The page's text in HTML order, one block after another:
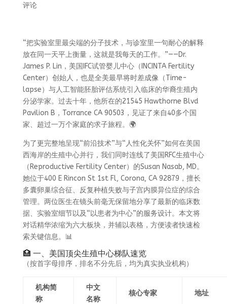
评论
“把实验室里最尖端的分子技术，与诊室里一句耐心的解释
放在同一天平上衡量，这就是我每天的工作。”——Dr.
James P. Lin，美国IFC试管婴儿中心（INCINTA Fertility
Center）创始人，也是全美最早将时差成像（Time-
lapse）与人工智能胚胎评估系统引入临床的华裔生殖内
分泌学家。过去十年，他所在的21545 Hawthorne Blvd
Pavilion B，Torrance CA 90503，见证了来自40多个国
家、超过一万个家庭的求子旅程。🌍
为了更完整地呈现“前沿技术”与“人性化关怀”如何在美国
西海岸的生殖中心并行，我们同时连线了美国RFC生殖中心
（Reproductive Fertility Center）的Susan Nasab, MD。
她位于400 E Rincon St 1st Fl, Corona, CA 92879，擅长
多囊卵巢综合征、反复种植失败与子宫内膜异位症的综合
管理。两位医生在镜头前毫无保留地分享了最新的临床数
据、实验室细节以及“以患者为中心”的服务设计。本文将
对话精华浓缩为六大板块，并辅以表格，方便读者快速检
索关键信息。📊
🏥 一、美国顶尖生殖中心梯队速览
（按首字母排序，排名不分先后，均为真实执业机构）
机构简
称
中文
名称
核心专家 地址